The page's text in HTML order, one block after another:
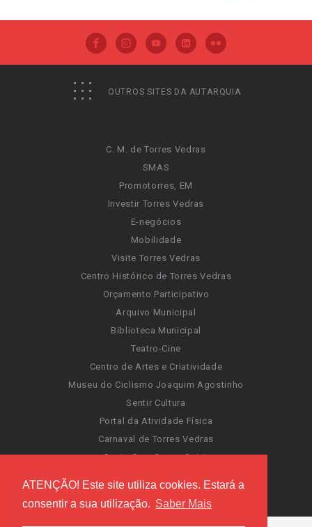
ATENÇÃO! Este site utiliza cookies. Estará a
consentir a sua utilização. Saber Mais
OUTROS SITES DA AUTARQUIA
C. M. de Torres Vedras
SMAS
Promotorres, EM
Investir Torres Vedras
E-negócios
Mobilidade
Visite Torres Vedras
Centro Histórico de Torres Vedras
Orçamento Participativo
Arquivo Municipal
Biblioteca Municipal
Teatro-Cine
Centro de Artes e Criatividade
Museu do Ciclismo Joaquim Agostinho
Sentir Cultura
Portal da Atividade Física
Carnaval de Torres Vedras
Santa Cruz Ocean Spirit